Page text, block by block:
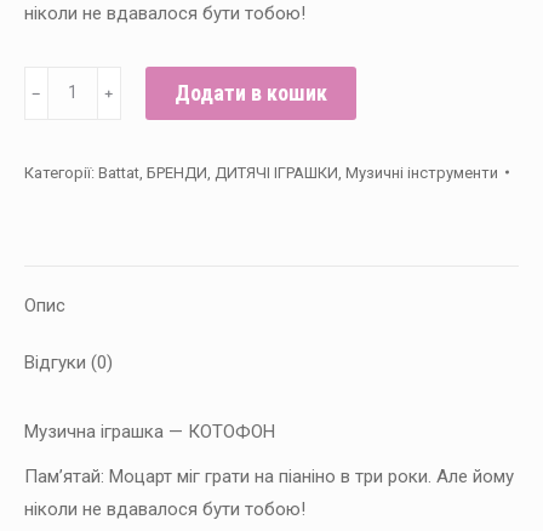
ніколи не вдавалося бути тобою!
Музична
Котофон
﹣ ﹢ Додати в кошик
Категорії: Battat БРЕНДИ ДИТЯЧІ ІГРАШКИ Музичні інструменти
Опис
Відгуки (0)
Музична іграшка — КОТОФОН
Пам’ятай: Моцарт міг грати на піаніно в три роки. Але йому
ніколи не вдавалося бути тобою!